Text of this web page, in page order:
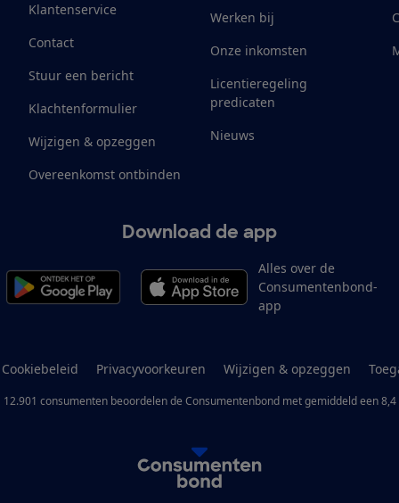
Klantenservice
Contact
Stuur een bericht
Klachtenformulier
Wijzigen & opzeggen
Overeenkomst ontbinden
Werken bij
Onze inkomsten
Licentieregeling
predicaten
Nieuws
Download de app
Alles over de
Consumentenbond-
app
Cookiebeleid Privacyvoorkeuren Wijzigen & opzeggen
12.901 consumenten beoordelen de Consumentenbondmet gemiddeld een 8,4